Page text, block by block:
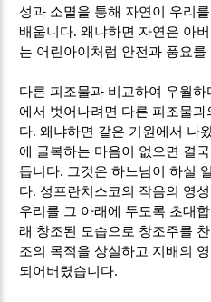
성과 소멸을 통해 자연이 우리
배웁니다.왜냐하면 자연은 아
는 어린아이처럼 안전과 풍요
다른 피조물과 비교하여 우월
에서 벗어나려면 다른 피조물과
다.왜냐하면 같은 기원에서 나
에 굴복하는 마음이 없으면 결
듭니다. 그것은 하느님이 하실
다. 성프란치스코의 작음의 영
우리를 그 아래에 두도록 초대
래 창조된 모습으로 창조주를
조의 목적을 상실하고 지배의
되어버렸습니다.